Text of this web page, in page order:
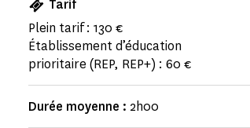
Tarif
Plein tarif : 130 €
Établissement d’éducation
prioritaire (REP, REP+) : 60 €
Durée moyenne : 2h00